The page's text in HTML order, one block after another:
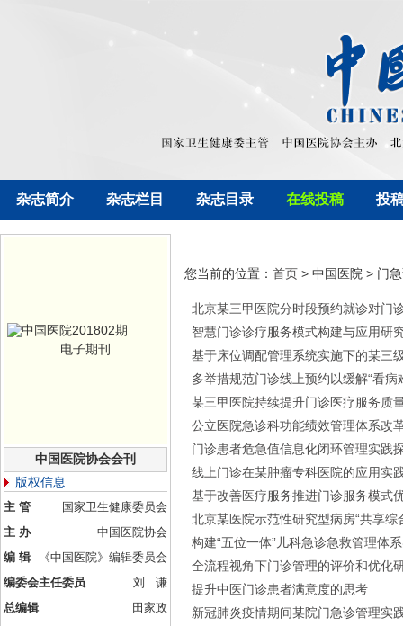
杂志简介 杂志栏目 杂志目录 在线投稿 投
电子期刊
中国医院协会会刊
版权信息
主 管
国家卫生健康委员会
主 办
中国医院协会
编 辑
《中国医院》编辑委员会
编委会主任委员
刘 谦
总编辑
田家政
您当前的位置： 首页 > 中国医院 > 门
北京某三甲医院分时段预约就诊对门
智慧门诊诊疗服务模式构建与应用研
基于床位调配管理系统实施下的某三
多举措规范门诊线上预约以缓解“看病
某三甲医院持续提升门诊医疗服务质
公立医院急诊科功能绩效管理体系改
门诊患者危急值信息化闭环管理实践
线上门诊在某肿瘤专科医院的应用实
基于改善医疗服务推进门诊服务模式
北京某医院示范性研究型病房“共享综
构建“五位一体”儿科急诊急救管理体
全流程视角下门诊管理的评价和优化
提升中医门诊患者满意度的思考
新冠肺炎疫情期间某院门急诊管理实